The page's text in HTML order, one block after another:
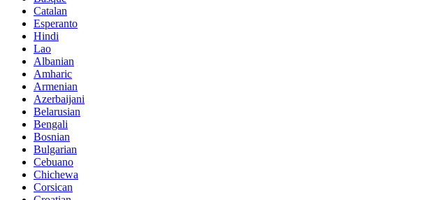
Catalan
Esperanto
Hindi
Lao
Albanian
Amharic
Armenian
Azerbaijani
Belarusian
Bengali
Bosnian
Bulgarian
Cebuano
Chichewa
Corsican